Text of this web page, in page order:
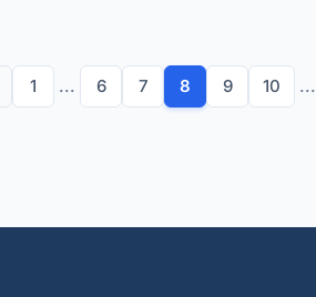
1 ... 6 7 8 9 10 ...